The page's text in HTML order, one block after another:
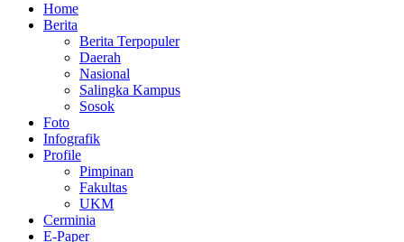
Home
Berita
Berita Terpopuler
Daerah
Nasional
Salingka Kampus
Sosok
Foto
Infografik
Profile
Pimpinan
Fakultas
UKM
Cerminia
E-Paper